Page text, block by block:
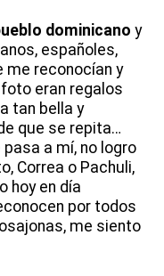
dominicano y
españoles,
me reconocían y
eran regalos
tan bella y
que se repita…
a mí, no logro
Correa o Pachuli,
hoy en día
por todos
me siento